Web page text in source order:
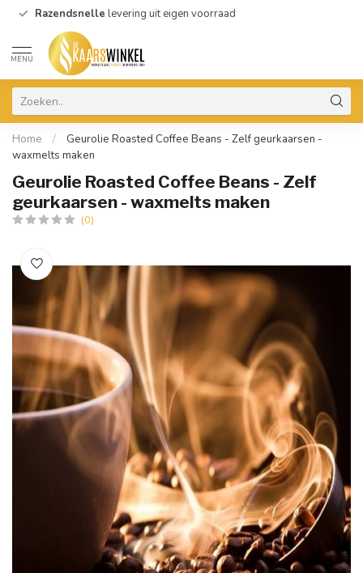
Razendsnelle levering uit eigen voorraad
MENU
Home /
Geurolie Roasted Coffee Beans - Zelf geurkaarsen -
waxmelts maken
Geurolie Roasted Coffee Beans - Zelf
geurkaarsen - waxmelts maken
(0)